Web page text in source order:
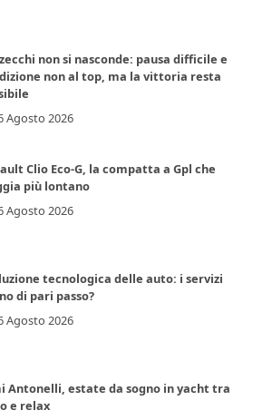
non si nasconde: pausa difficile e
non al top, ma la vittoria resta
Agosto 2026
Clio Eco-G, la compatta a Gpl che
più lontano
Agosto 2026
tecnologica delle auto: i servizi
di pari passo?
Agosto 2026
Antonelli, estate da sogno in yacht tra
e relax